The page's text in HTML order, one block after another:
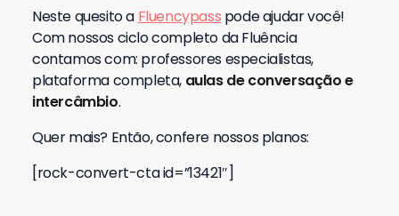
Neste quesito a Fluencypass pode ajudar você!
Com nossos ciclo completo da Fluência
contamos com: professores especialistas,
plataforma completa, aulas de conversação e
intercâmbio.
Quer mais? Então, confere nossos planos:
[rock-convert-cta id=”13421″]